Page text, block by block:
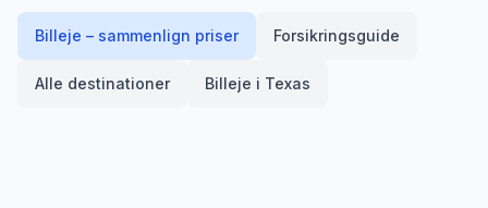
Billeje – sammenlign priser Forsikringsguide
Alle destinationer Billeje i Texas